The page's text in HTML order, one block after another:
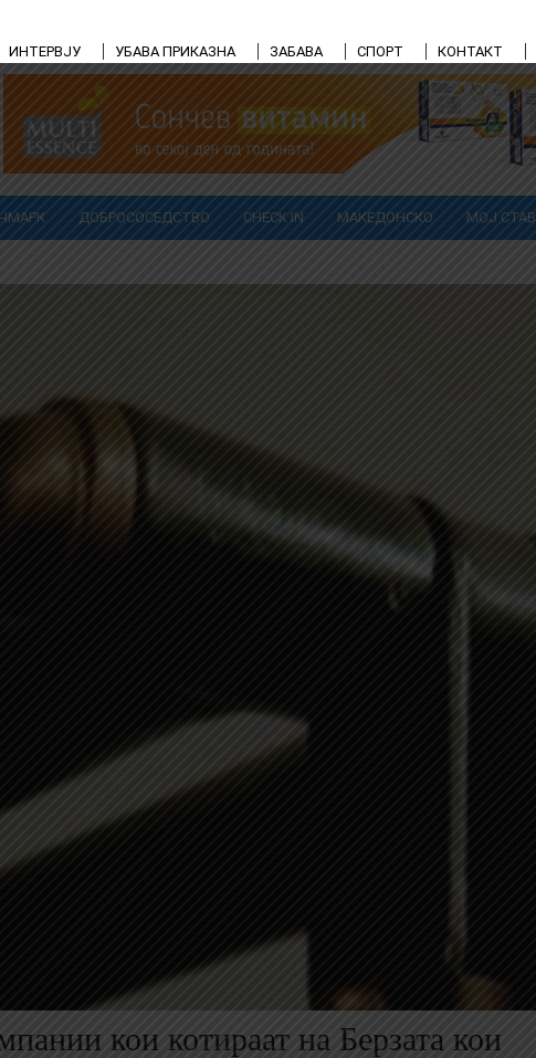
ИНТЕРВЈУ УБАВА ПРИКАЗНА ЗАБАВА СПОРТ КОНТАКТ
ДОБРОСОСЕДСТВО CHECK IN МАКЕДОНСКО МОЈ СТАВ
кои котираат на Берзата кои